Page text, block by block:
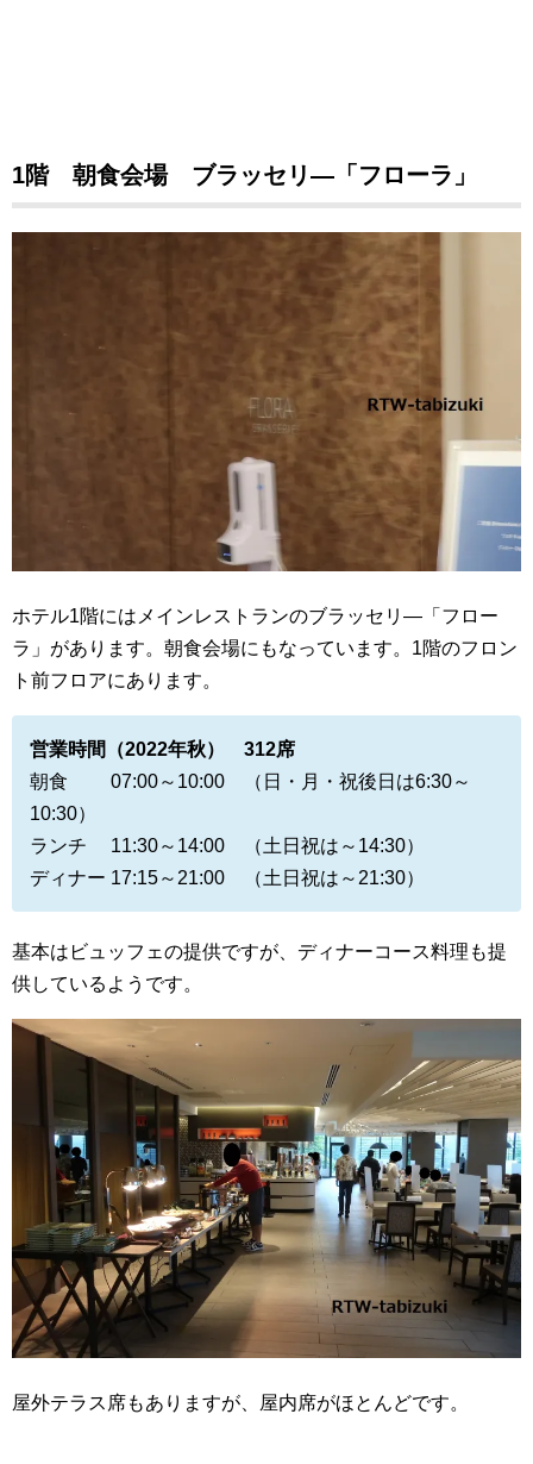
1階 朝食会場 ブラッセリ―「フローラ」
ホテル1階にはメインレストランのブラッセリ―「フロー
ラ」があります。朝食会場にもなっています。 1階のフロン
ト前フロアにあります。
営業時間（2022年秋） 312席
朝食 07:00～10:00 （日・月・祝後日は6:30～
10:30）
ランチ 11:30～14:00 （土日祝は～14:30）
ディナー 17:15～21:00 （土日祝は～21:30）
基本はビュッフェの提供ですが、ディナーコース料理も提
供しているようです。
屋外テラス席もありますが、屋内席がほとんどです。